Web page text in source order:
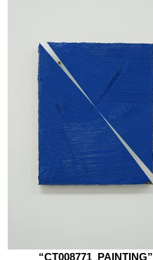
“CT008771_PAINTING”